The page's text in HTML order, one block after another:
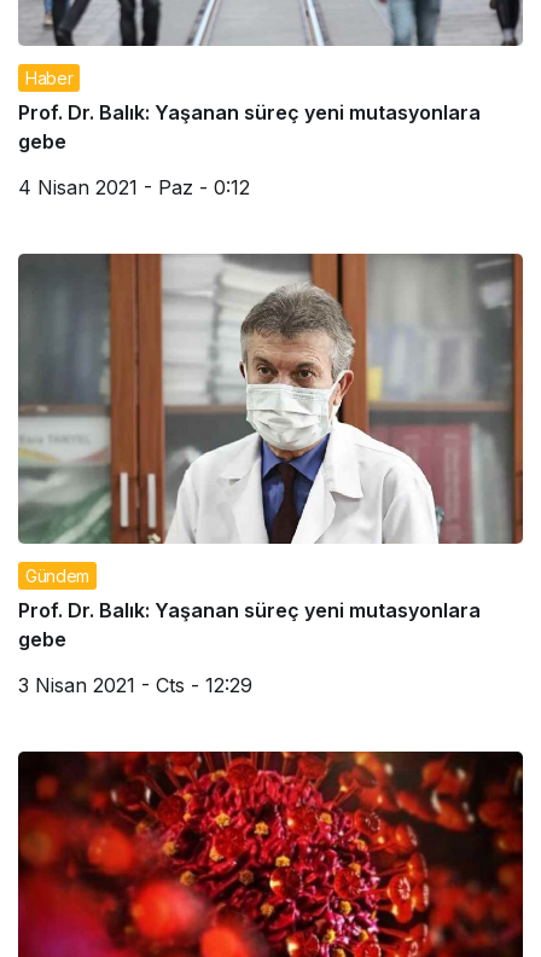
Haber
Prof. Dr. Balık: Yaşanan süreç yeni mutasyonlara
gebe
4 Nisan 2021 - Paz - 0:12
Gündem
Prof. Dr. Balık: Yaşanan süreç yeni mutasyonlara
gebe
3 Nisan 2021 - Cts - 12:29